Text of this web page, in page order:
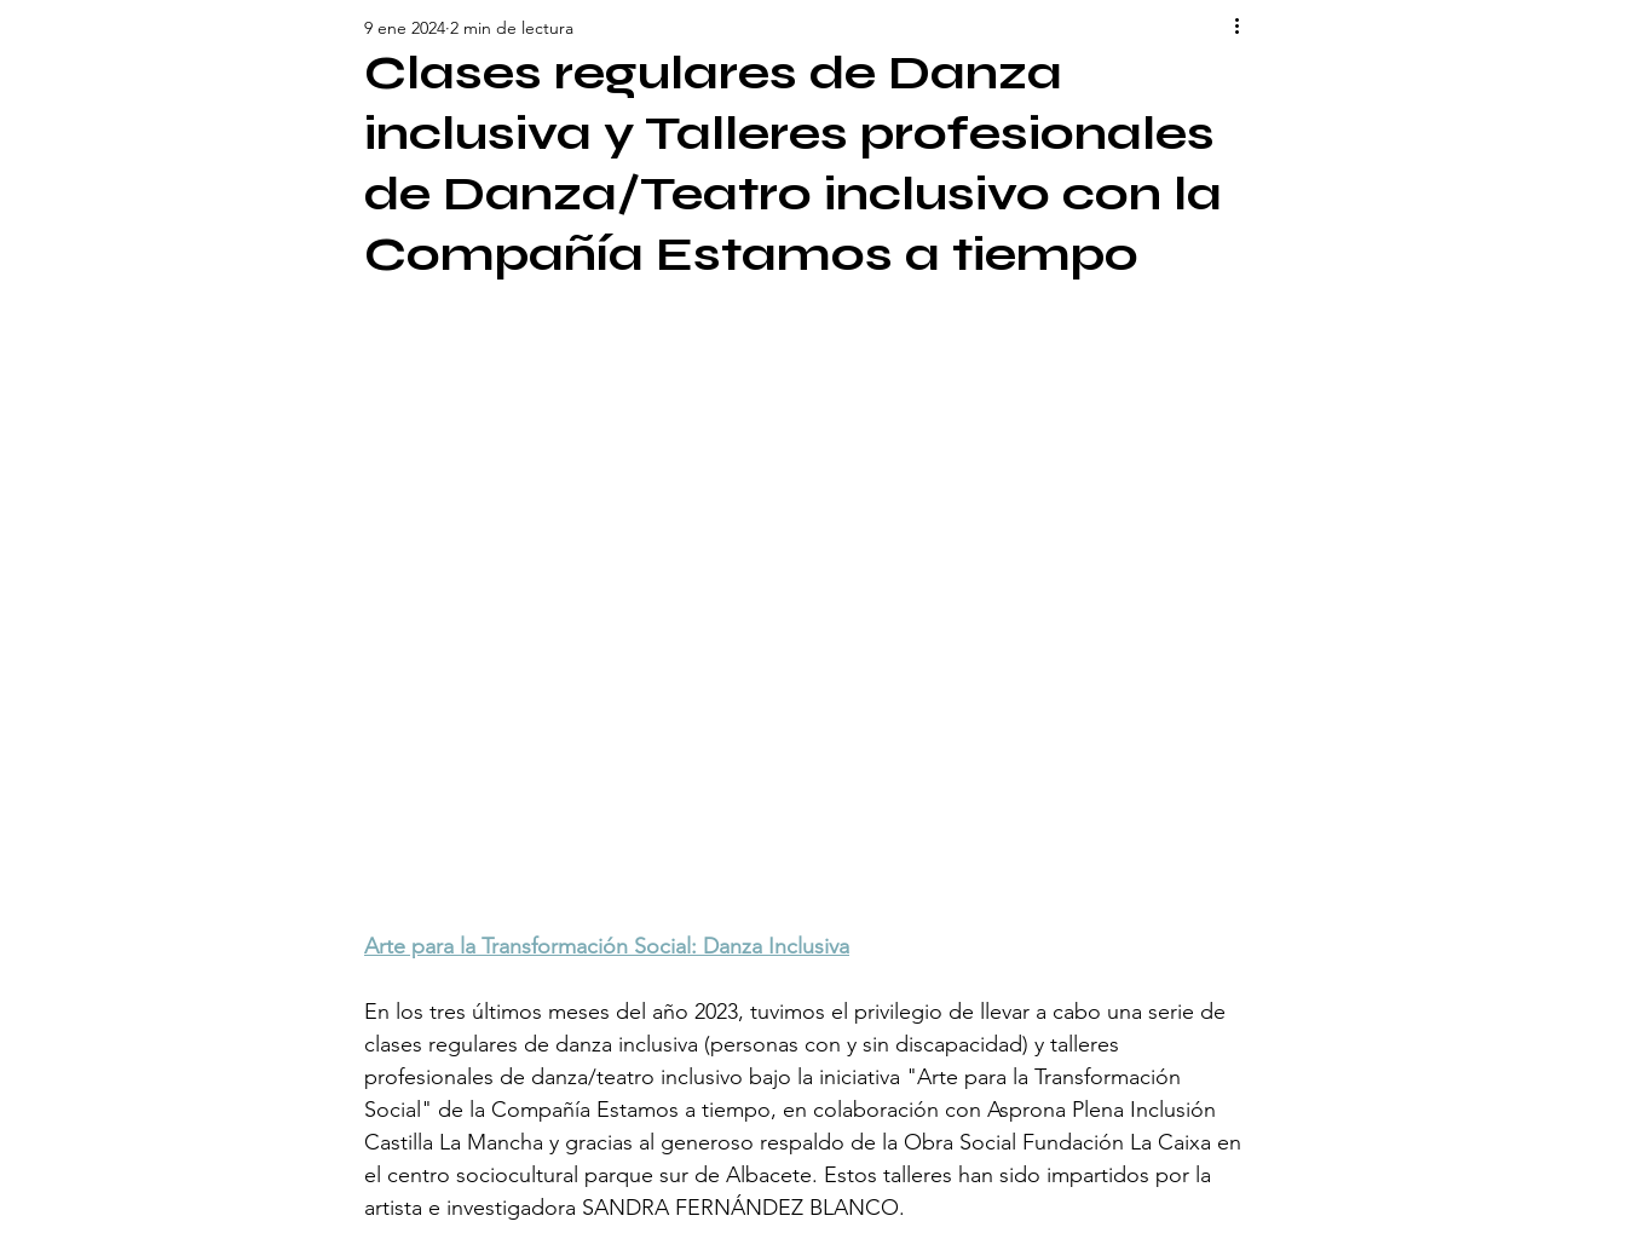
Clases regulares de Danza
inclusiva y Talleres profesionales
de Danza/Teatro inclusivo con la
Compañía Estamos a tiempo
9 ene 2024 2 min de lectura
Arte para la Transformación Social: Danza Inclusiva
En los tres últimos meses del año 2023, tuvimos el privilegio de llevar a cabo una serie de
clases regulares de danza inclusiva (personas con y sin discapacidad) y talleres
profesionales de danza/teatro inclusivo bajo la iniciativa "Arte para la Transformación
Social" de la Compañía Estamos a tiempo, en colaboración con Asprona Plena Inclusión
Castilla La Mancha y gracias al generoso respaldo de la Obra Social Fundación La Caixa en
el centro sociocultural parque sur de Albacete. Estos talleres han sido impartidos por la
artista e investigadora SANDRA FERNÁNDEZ BLANCO.